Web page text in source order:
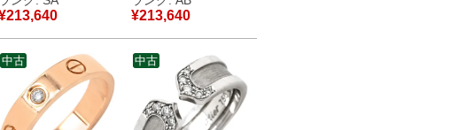
】新品同様品
213,640 ¥213,640
中古 中古